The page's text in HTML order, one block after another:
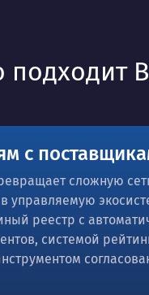
подходит
с
сложную
в управляемую
реестр с
системой